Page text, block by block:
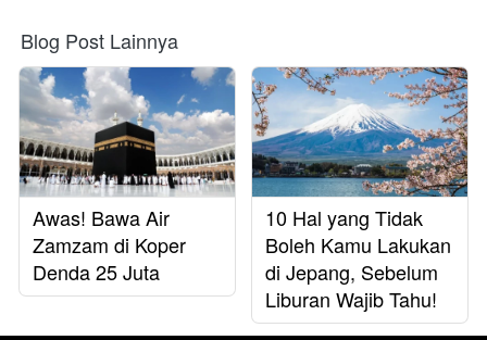
Blog Post Lainnya
Awas! Bawa Air
Zamzam di Koper
Denda 25 Juta
10 Hal yang Tidak
Boleh Kamu Lakukan
di Jepang, Sebelum
Liburan Wajib Tahu!